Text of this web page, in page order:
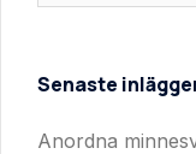
Senaste
Anordna